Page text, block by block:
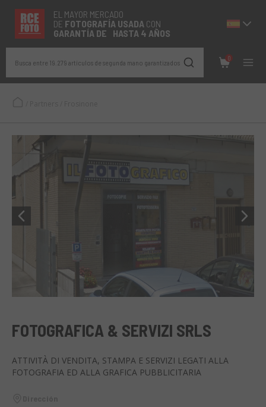
EL MAYOR MERCADO
DE FOTOGRAFÍA USADA CON
GARANTÍA DE HASTA 4 AÑOS
Busca entre 19.279 artículos de segunda mano garantizados
0
FOTOGRAFICA & SERVIZI SRLS
ATTIVITÀ DI VENDITA, STAMPA E SERVIZI LEGATI ALLA
FOTOGRAFIA ED ALLA GRAFICA PUBBLICITARIA